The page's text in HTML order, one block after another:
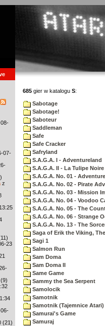
07-
z
23
(21)
685 gier w katalogu S:
Sabotage
Sabotage!
Saboteur
Saddleman
Safe
Safe Cracker
Safryland
S.A.G.A. I - Adventureland
S.A.G.A. II - La Tulipe Noire
S.A.G.A. No. 01 -
S.A.G.A. No. 02 - Pirate
S.A.G.A. No. 03 - Mission
S.A.G.A. No. 04 - Voodoo
S.A.G.A. No. 05 - The
S.A.G.A. No. 06 - Strange
S.A.G.A. No. 13 - The
Saga of Erik the Viking, The
Sagi 1
Salmon Run
Sam Doma
Sam Doma II
Same Game
Sammy the Sea Serpent
Samolocik
Samotnik
Samotnik (Tajemnice Atari)
Samurai's Game
Samuraj